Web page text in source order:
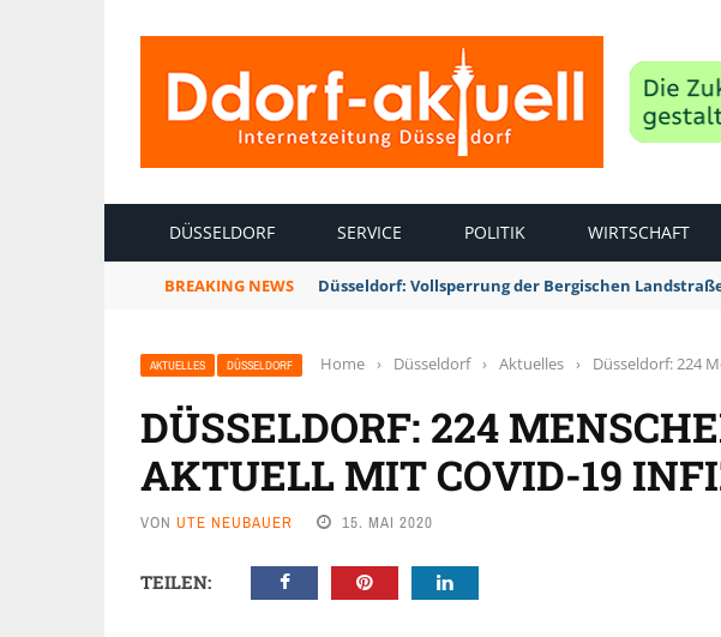
DÜSSELDORF SERVICE POLITIK WIRTSCHAFT
BREAKING NEWS Düsseldorf: Vollsperrung der Bergischen
AKTUELLES DÜSSELDORF Home › Düsseldorf › Aktuelles › Düsseldorf: 224
DÜSSELDORF: 224
AKTUELL MIT COVID-19
VON UTE NEUBAUER 15. MAI 2020
TEILEN: